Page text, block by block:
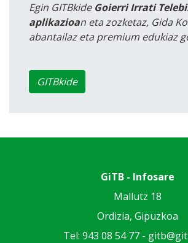
Egin GITBkide Goierri Irrati
aplikazioan eta zozketaz, Gida
abantailaz eta premium edukiaz
GITBkide
GiTB - Infosare
Mallutz 18
Ordizia, Gipuzkoa
Tel: 943 08 54 77 -